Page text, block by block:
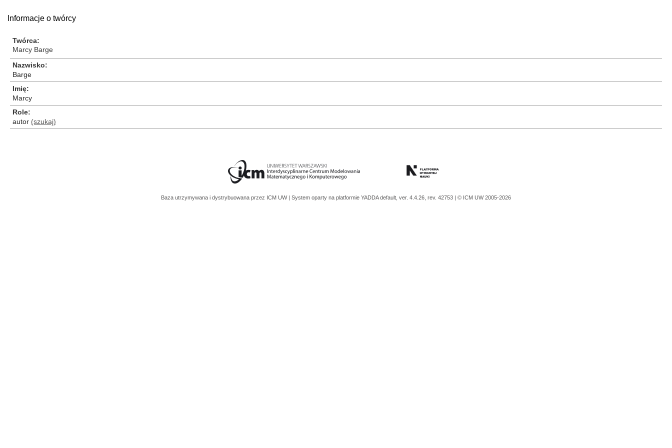
Informacje o twórcy
Twórca
Marcy Barge
Nazwisko
Barge
Imię
Marcy
Role
autor (szukaj)
Baza utrzymywana i dystrybuowana przez ICM UW | System oparty na platformie YADDAdefault, ver. 4.4.26, rev. 42753 | © ICM UW 2005-2026